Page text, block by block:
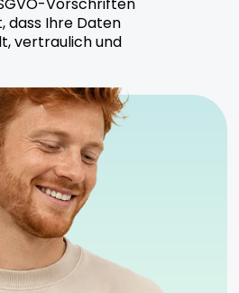
für seine hochwertigen
setzt auf nachhaltige
Produkte werden unter
lagern, fern von direktem
ärztlicher Aufsicht
erfahrene als auch neue
Vorschriften
dass Ihre Daten
vertraulich und